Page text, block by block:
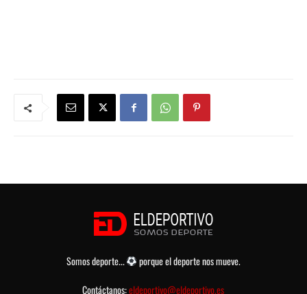
Somos deporte...
porque el deporte nos mueve.
Contáctanos:eldeportivo@eldeportivo.es